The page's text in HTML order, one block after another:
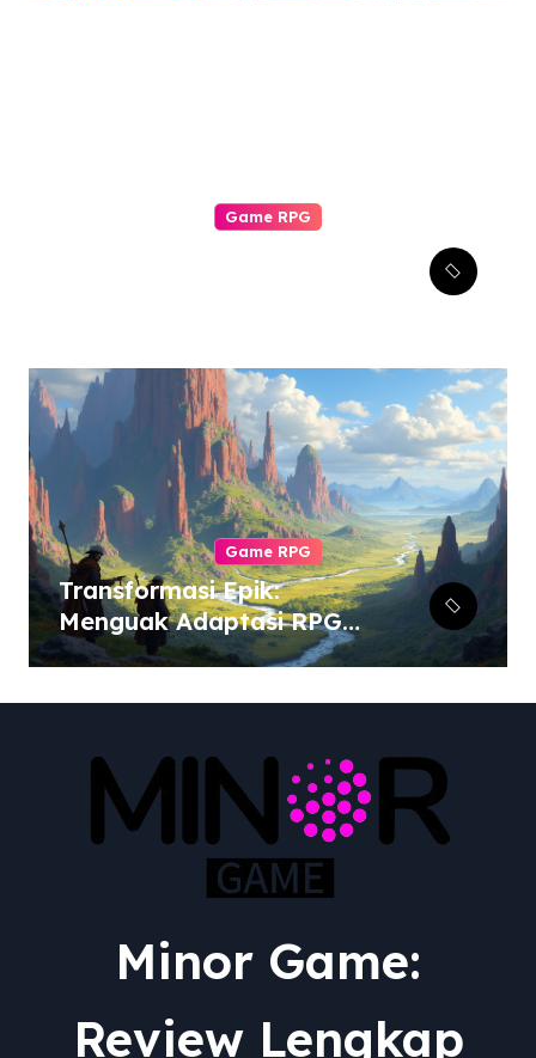
Game RPG
Game RPG
Transformasi Epik:
Menguak Adaptasi RPG
dari Berbagai Media ke
Minor Game:
Review Lengkap